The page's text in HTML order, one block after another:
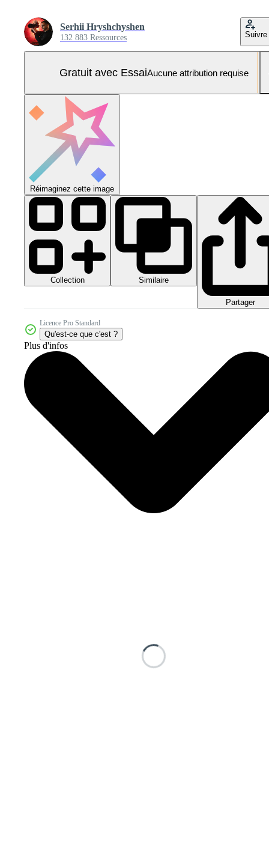
Serhii Hryshchyshen
132 883 Ressources Suivre
Gratuit avec EssaiAucune attribution requise
Réimaginez cette image
Collection Similaire
Partager
Licence Pro Standard
Qu'est-ce que c'est ?
Plus d'infos